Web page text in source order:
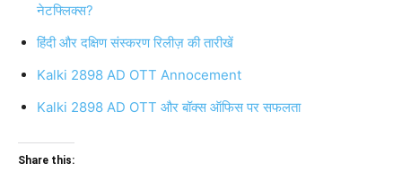
नेटफ्लिक्स?
हिंदी और दक्षिण संस्करण रिलीज़ की तारीखें
Kalki 2898 AD OTT Annocement
Kalki 2898 AD OTT और बॉक्स ऑफिस पर सफलता
Share this: